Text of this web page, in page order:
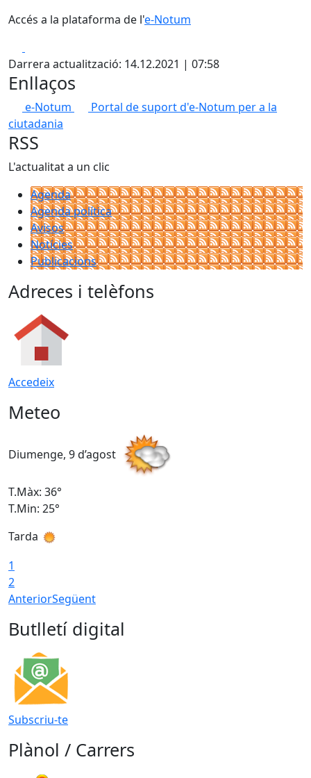
Accés a la plataforma de l'e-Notum
Darrera actualització: 14.12.2021 | 07:58
Enllaços
e-Notum
Portal de suport d'e-Notum per a la
ciutadania
RSS
L'actualitat a un clic
Agenda
Agenda política
Avisos
Notícies
Publicacions
Adreces i telèfons
Accedeix
Meteo
Diumenge, 9 d’agost
T.Màx: 36°
T.Min: 25°
Tarda
1
2
AnteriorSegüent
Butlletí digital
Subscriu-te
Plànol / Carrers